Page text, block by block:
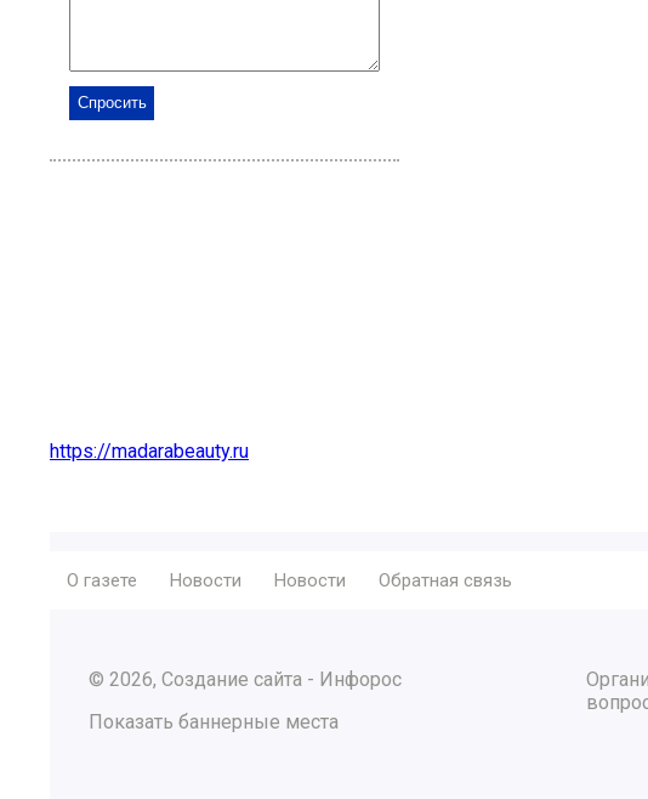
https://madarabeauty.ru
О газете Новости Новости Обратная связь
© 2026, Создание сайта - Инфорос
Показать баннерные места